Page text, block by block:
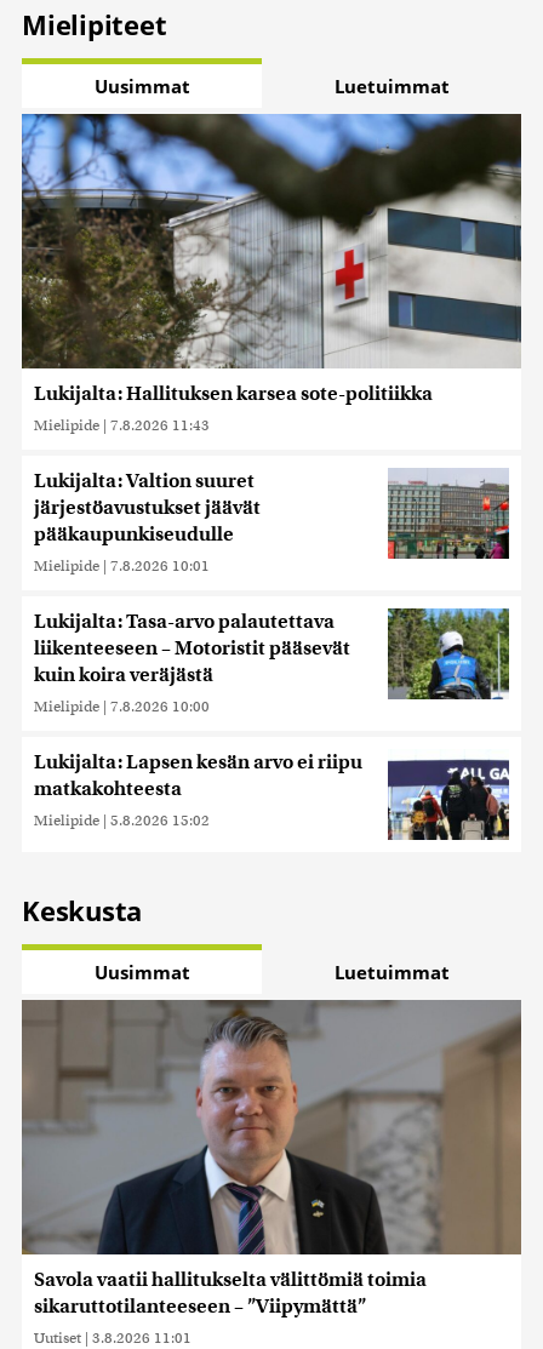
Mielipiteet
Uusimmat Luetuimmat
Lukijalta: Hallituksen karsea sote-politiikka
Mielipide | 7.8.2026 11:43
Lukijalta: Valtion suuret
järjestöavustukset jäävät
pääkaupunkiseudulle
Mielipide | 7.8.2026 10:01
Lukijalta: Tasa-arvo palautettava
liikenteeseen – Motoristit pääsevät
kuin koira veräjästä
Mielipide | 7.8.2026 10:00
Lukijalta: Lapsen kesän arvo ei riipu
matkakohteesta
Mielipide | 5.8.2026 15:02
Keskusta
Uusimmat Luetuimmat
Savola vaatii hallitukselta välittömiä toimia
sikaruttotilanteeseen – ”Viipymättä”
Uutiset | 3.8.2026 11:01